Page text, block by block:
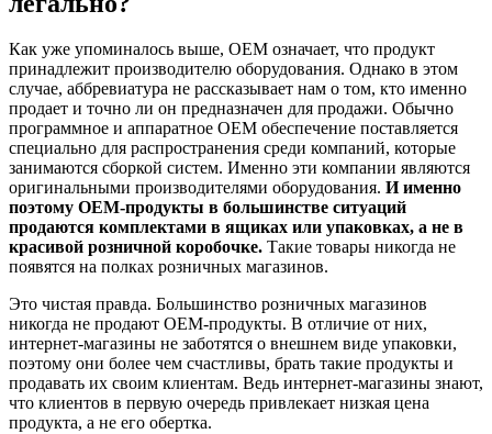
Как уже упоминалось выше, OEM означает, что продукт
принадлежит производителю оборудования. Однако в этом
случае, аббревиатура не рассказывает нам о том, кто именно
продает и точно ли он предназначен для продажи. Обычно
программное и аппаратное OEM обеспечение поставляется
специально для распространения среди компаний, которые
занимаются сборкой систем. Именно эти компании являются
оригинальными производителями оборудования. И именно
поэтому OEM-продукты в большинстве ситуаций
продаются комплектами в ящиках или упаковках, а не в
красивой розничной коробочке. Такие товары никогда не
появятся на полках розничных магазинов.
Это чистая правда. Большинство розничных магазинов
никогда не продают OEM-продукты. В отличие от них,
интернет-магазины не заботятся о внешнем виде упаковки,
поэтому они более чем счастливы, брать такие продукты и
продавать их своим клиентам. Ведь интернет-магазины знают,
что клиентов в первую очередь привлекает низкая цена
продукта, а не его обертка.